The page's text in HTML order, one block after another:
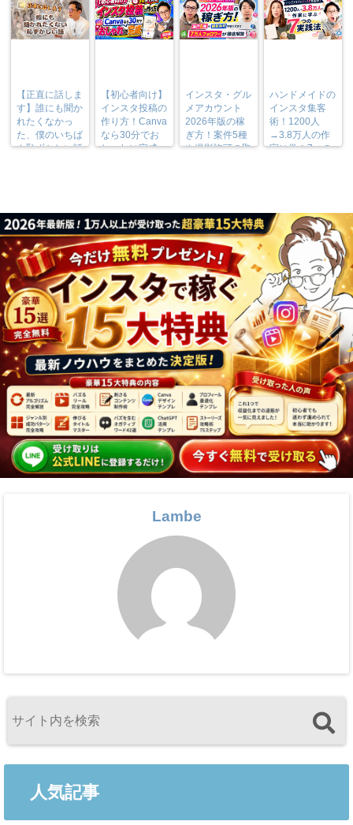
【正直に話しま
す】誰にも聞か
れたくなかっ
た、僕のいちば
ん恥ずかしい話
【初心者向け】
インスタ投稿の
作り方！Canva
なら30分でお
しゃれに完成
インスタ・グル
メアカウント
2026年版の稼
ぎ方！案件5種
や撮影許可の取
ハンドメイドの
インスタ集客
術！1200人
→3.8万人の作
家に学ぶ7つの
Lambe
人気記事